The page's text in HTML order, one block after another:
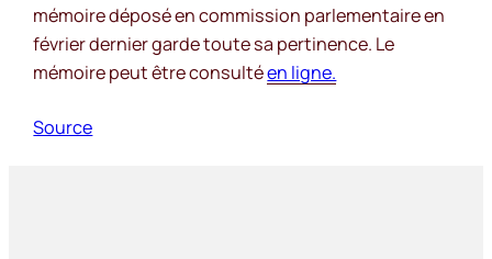
mémoire déposé en commission parlementaire en
février dernier garde toute sa pertinence. Le
mémoire peut être consultéen ligne.
Source